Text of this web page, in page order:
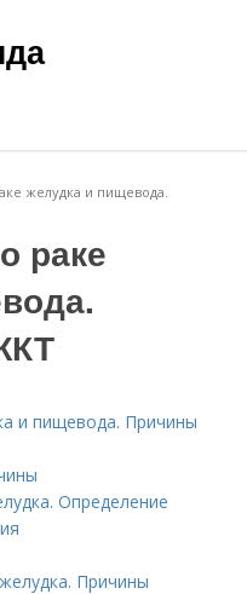
желудка и пищевода.
раке
и пищевода. Причины
Определение
Причины